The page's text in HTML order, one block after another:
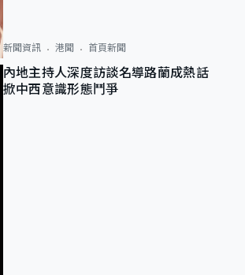
新聞資訊 港聞 首頁新聞
內地主持人深度訪談名導路蘭成熱話
掀中西意識形態鬥爭